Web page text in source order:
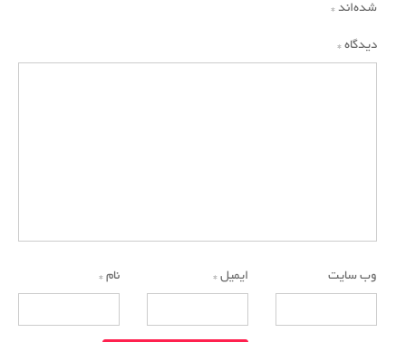
شده‌اند*
دیدگاه*
نام* ایمیل* وب‌ سایت